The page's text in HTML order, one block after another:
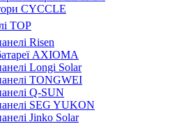
CYCCLE
TOP
Risen
AXIOMA
Longi Solar
TONGWEI
Q-SUN
SEG YUKON
Jinko Solar